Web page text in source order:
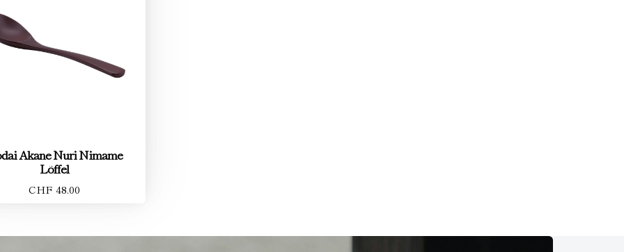
Akane Nuri Nimame
Löffel
CHF 48.00